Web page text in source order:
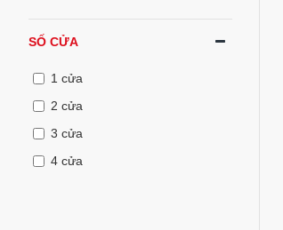
SỐ CỬA
1 cửa
2 cửa
3 cửa
4 cửa